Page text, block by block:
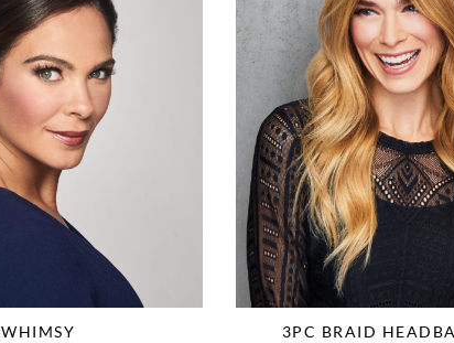
WHIMSY 3PC BRAID